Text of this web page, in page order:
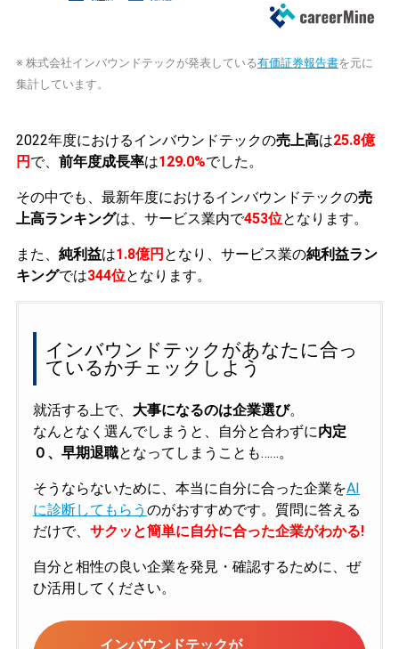
※ 株式会社インバウンドテックが発表している有価証券報告書を元に
集計しています。
2022年度におけるインバウンドテックの売上高は25.8億
円 で、 前年度成長率は129.0%でした。
その中でも、最新年度におけるインバウンドテックの売
上高ランキングは、サービス業内で453位となります。
また、 純利益は1.8億円 となり、サービス業の純利益ラン
キングでは344位となります。
インバウンドテックがあなたに合っ
ているかチェックしよう
就活する上で、 大事になるのは企業選び。
なんとなく選んでしまうと、自分と合わずに内定
０、早期退職となってしまうことも……。
そうならないために、本当に自分に合った企業をAI
に診断してもらう のがおすすめです。質問に答える
だけで、 サクッと簡単に自分に合った企業がわかる!
自分と相性の良い企業を発見・確認するために、ぜ
ひ活用してください。
インバウンドテックが